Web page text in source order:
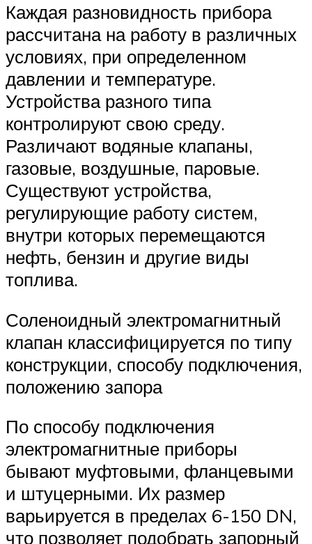
Каждая разновидность прибора
рассчитана на работу в различных
условиях, при определенном
давлении и температуре.
Устройства разного типа
контролируют свою среду.
Различают водяные клапаны,
газовые, воздушные, паровые.
Существуют устройства,
регулирующие работу систем,
внутри которых перемещаются
нефть, бензин и другие виды
топлива.
Соленоидный электромагнитный
клапан классифицируется по типу
конструкции, способу подключения,
положению запора
По способу подключения
электромагнитные приборы
бывают муфтовыми, фланцевыми
и штуцерными. Их размер
варьируется в пределах 6-150 DN,
что позволяет подобрать запорный